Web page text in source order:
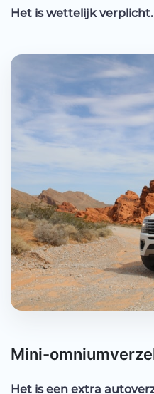
Het is wettelijk verplicht.
Mini-
Het is een extra